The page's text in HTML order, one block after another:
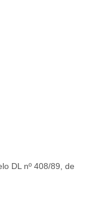
DL nº 408/89, de